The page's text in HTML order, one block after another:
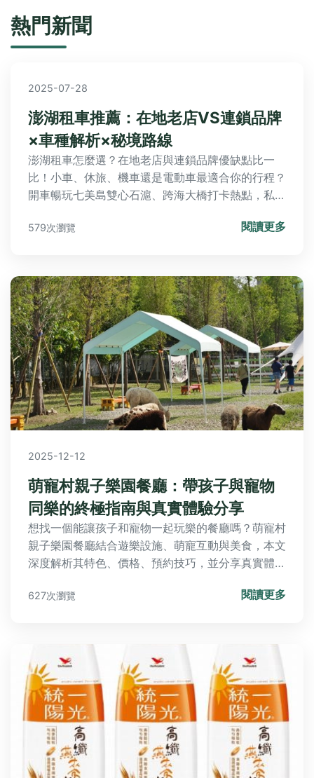
熱門新聞
2025-07-28
澎湖租車推薦：在地老店VS連鎖品牌
×車種解析×秘境路線
澎湖租車怎麼選？在地老店與連鎖品牌優缺點比一
比！小車、休旅、機車還是電動車最適合你的行程？
開車暢玩七美島雙心石滬、跨海大橋打卡熱點，私房
問題一次解答，自駕玩澎湖不踩雷！
579次瀏覽 閱讀更多
2025-12-12
萌寵村親子樂園餐廳：帶孩子與寵物
同樂的終極指南與真實體驗分享
想找一個能讓孩子和寵物一起玩樂的餐廳嗎？萌寵村
親子樂園餐廳結合遊樂設施、萌寵互動與美食，本文
深度解析其特色、價格、預約技巧，並分享真實體
627次瀏覽 閱讀更多